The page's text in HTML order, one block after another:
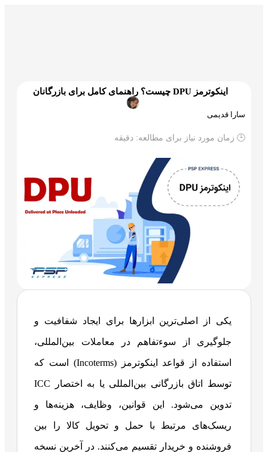
اینکوترمز DPU چیست؟ راهنمای کامل برای بازرگانان
سارا قدیمی
🕒 زمان مورد نیاز برای مطالعه: دقیقه
یکی از اصلی‌ترین ابزارها برای ایجاد شفافیت و
جلوگیری از سوءتفاهم در معاملات بین‌المللی،
استفاده از قواعد اینکوترمز (Incoterms) است که
توسط اتاق بازرگانی بین‌المللی یا به اختصار ICC
تدوین می‌شود. این قوانین، وظایف، هزینه‌ها و
ریسک‌های مرتبط با حمل و تحویل کالا را بین
فروشنده و خریدار تقسیم می‌کنند. در آخرین نسخه